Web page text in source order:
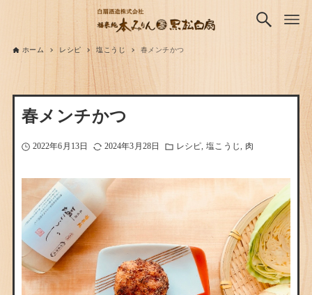
ホーム レシピ 塩こうじ 春メンチかつ
春メンチかつ
2022年6月13日 2024年3月28日 レシピ 塩こうじ 肉